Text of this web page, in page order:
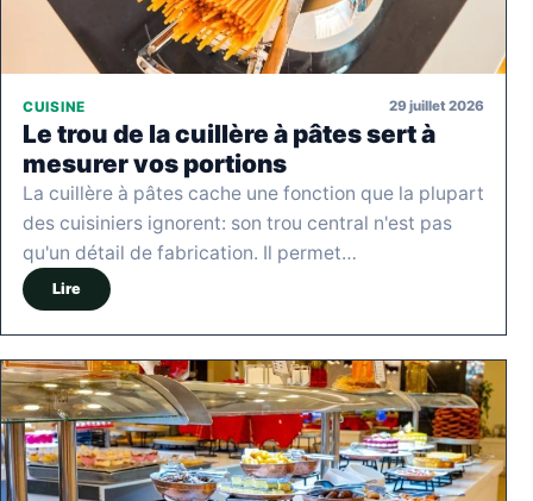
CUISINE 29 juillet 2026
Le trou de la cuillère à pâtes sert à
mesurer vos portions
La cuillère à pâtes cache une fonction que la plupart
des cuisiniers ignorent: son trou central n'est pas
qu'un détail de fabrication. Il permet…
Lire